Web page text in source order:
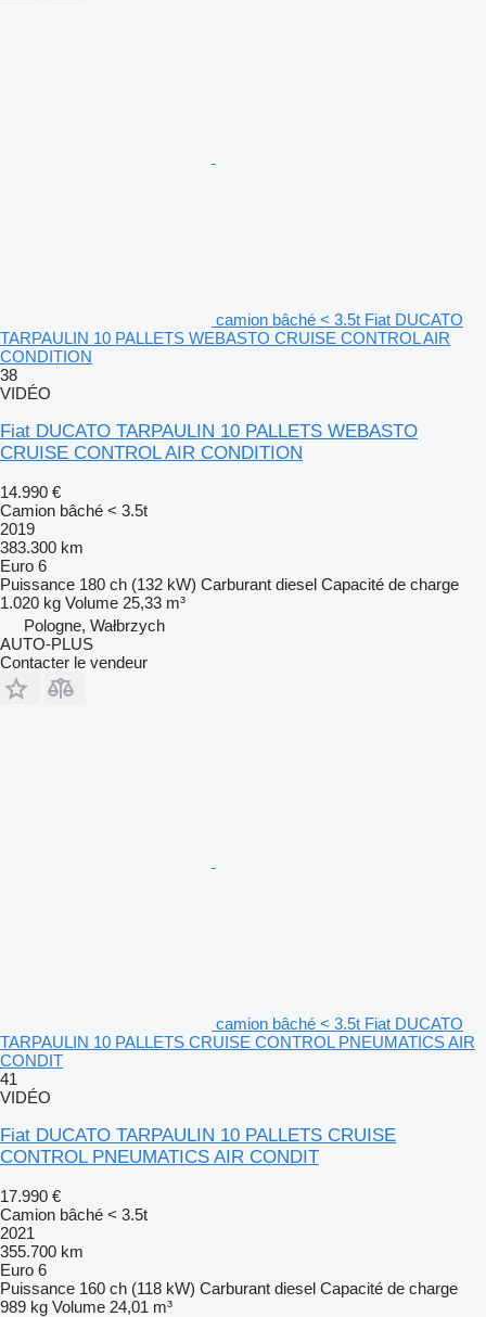
camion bâché < 3.5t Fiat DUCATO
TARPAULIN 10 PALLETS WEBASTO CRUISE CONTROL AIR
CONDITION
38
VIDÉO
Fiat DUCATO TARPAULIN 10 PALLETS WEBASTO
CRUISE CONTROL AIR CONDITION
14.990 €
Camion bâché < 3.5t
2019
383.300 km
Euro 6
Puissance 180 ch (132 kW) Carburant diesel Capacité de charge
1.020 kg Volume 25,33 m³
Pologne, Wałbrzych
AUTO-PLUS
Contacter le vendeur
camion bâché < 3.5t Fiat DUCATO
TARPAULIN 10 PALLETS CRUISE CONTROL PNEUMATICS AIR
CONDIT
41
VIDÉO
Fiat DUCATO TARPAULIN 10 PALLETS CRUISE
CONTROL PNEUMATICS AIR CONDIT
17.990 €
Camion bâché < 3.5t
2021
355.700 km
Euro 6
Puissance 160 ch (118 kW) Carburant diesel Capacité de charge
989 kg Volume 24,01 m³